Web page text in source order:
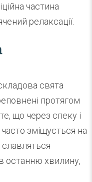
частина
релаксації.
свята
протягом
що через спеку і
зміщується на
славляться
останню хвилину,